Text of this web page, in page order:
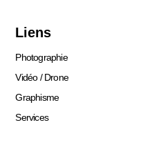
Liens
Photographie
Vidéo / Drone
Graphisme
Services